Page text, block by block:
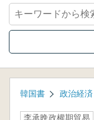
韓国書 政治経済
李承晩政權期貿易